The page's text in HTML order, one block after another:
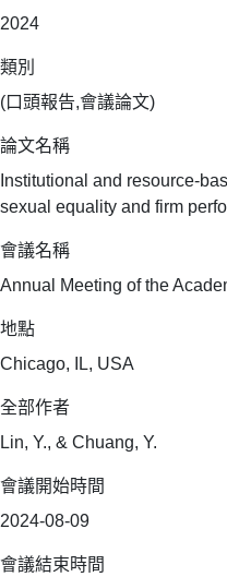
2024
類別
(口頭報告,會議論文)
論文名稱
Institutional and resource-
sexual equality and firm
會議名稱
Annual Meeting of the
地點
Chicago, IL, USA
全部作者
Lin, Y., & Chuang, Y.
會議開始時間
2024-08-09
會議結束時間